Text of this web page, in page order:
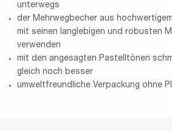
unterwegs
der Mehrwegbecher aus
mit seinen langlebigen und robusten
verwenden
mit den angesagten Pastelltönen
gleich noch besser
umweltfreundliche Verpackung ohne